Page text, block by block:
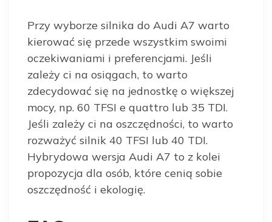
Przy wyborze silnika do Audi A7 warto
kierować się przede wszystkim swoimi
oczekiwaniami i preferencjami. Jeśli
zależy ci na osiągach, to warto
zdecydować się na jednostkę o większej
mocy, np. 60 TFSI e quattro lub 35 TDI.
Jeśli zależy ci na oszczędności, to warto
rozważyć silnik 40 TFSI lub 40 TDI.
Hybrydowa wersja Audi A7 to z kolei
propozycja dla osób, które cenią sobie
oszczędność i ekologię.